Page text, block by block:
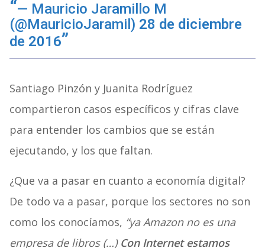
— Mauricio Jaramillo M
(@MauricioJaramil) 28 de diciembre
de 2016
Santiago Pinzón y Juanita Rodríguez
compartieron casos específicos y cifras clave
para entender los cambios que se están
ejecutando, y los que faltan.
¿Que va a pasar en cuanto a economía digital?
De todo va a pasar, porque los sectores no son
como los conocíamos, “ya Amazon no es una
empresa de libros (…) Con Internet estamos